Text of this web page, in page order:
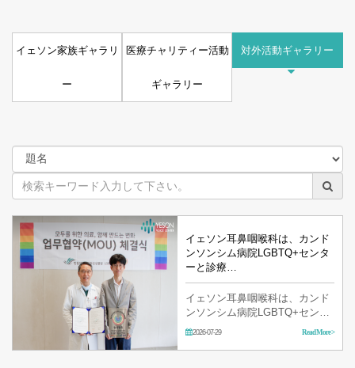
リイェソン家族ギャラリ
ー
医療チャリティー活動
ギャラリー
対外活動ギャラリー
イェソン耳鼻咽喉科は、カンド
ンソンシム病院LGBTQ+センタ
ーと診療…
イェソン耳鼻咽喉科は、カンド
ンソンシム病院LGBTQ+センタ
ーと診療協力強化のためのMOU
2026-07-29 Read More >